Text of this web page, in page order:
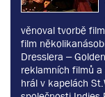
věnoval tvorbě
film
Dresslera –
reklamních filmů
hrál v kapelách